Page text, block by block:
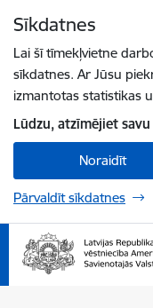
Sīkdatnes
Lai šī tīmekļvietne
sīkdatnes. Ar Jūsu
izmantotas statistikas
Lūdzu, atzīmējiet
Noraidīt
Pārvaldīt sīkdatnes